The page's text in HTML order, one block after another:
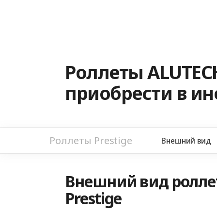
Роллеты
приобрести в
Роллеты Prestige Внешний вид
Внешний вид
Prestige